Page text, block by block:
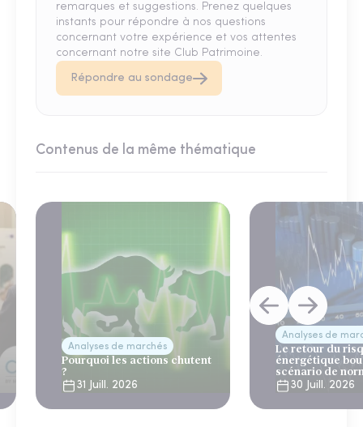
remarques et suggestions. Prenez quelques
instants pour répondre à nos questions
concernant votre expérience et vos attentes
concernant notre site Club Patrimoine.
Répondre au sondage
Contenus de la même thématique
Analyses de marchés
Pourquoi les actions chutent
?
31 Juill. 2026
Analyses de
Le retour du
énergétique
scénario de
30 Juill. 2026